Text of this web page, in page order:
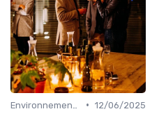
• 12/06/2025